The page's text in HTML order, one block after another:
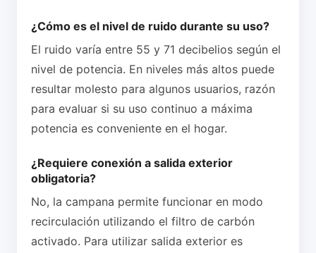
¿Cómo es el nivel de ruido durante su uso?
El ruido varía entre 55 y 71 decibelios según el
nivel de potencia. En niveles más altos puede
resultar molesto para algunos usuarios, razón
para evaluar si su uso continuo a máxima
potencia es conveniente en el hogar.
¿Requiere conexión a salida exterior
obligatoria?
No, la campana permite funcionar en modo
recirculación utilizando el filtro de carbón
activado. Para utilizar salida exterior es